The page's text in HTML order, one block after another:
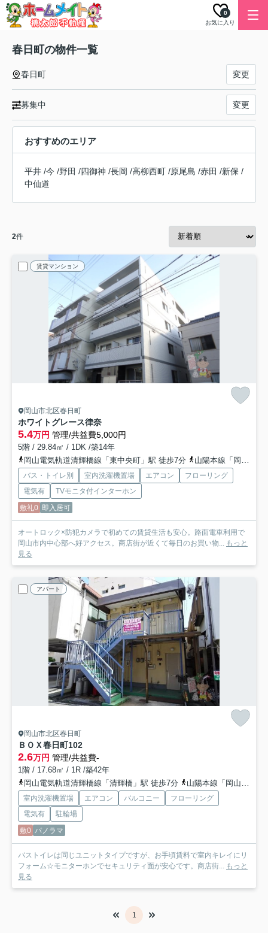
お気に入り
0
春日町の物件一覧
春日町 変更
募集中 変更
おすすめのエリア
平井 /今 /野田 /四御神 /長岡 /高柳西町 /原尾島 /赤田 /新保 /
中仙道
2件
賃貸マンション
岡山市北区春日町
ホワイトグレース律奈
5.4万円 管理/共益費5,000円
5階 / 29.84㎡ / 1DK /築14年
岡山電気軌道清輝橋線「東中央町」駅 徒歩7分
山陽本線「岡山」駅 徒歩20分
バス・トイレ別 室内洗濯機置場 エアコン
フローリング
電気有
TVモニタ付インターホン
敷礼0 即入居可
オートロック×防犯カメラで初めての賃貸生活も安心。路面電車利用で
岡山市内中心部へ好アクセス。商店街が近くて毎日のお買い物... もっと
見る
アパート
岡山市北区春日町
ＢＯＸ春日町102
2.6万円 管理/共益費-
1階 / 17.68㎡ / 1R /築42年
岡山電気軌道清輝橋線「清輝橋」駅 徒歩7分
山陽本線「岡山」駅 バス15分 「大学病院前」 停歩3分
室内洗濯機置場 エアコン バルコニー
フローリング
電気有
駐輪場
敷0 パノラマ
バストイレは同じユニットタイプですが、お手頃賃料で室内キレイにリ
フォーム☆モニターホンでセキュリティ面が安心です。商店街... もっと
見る
1